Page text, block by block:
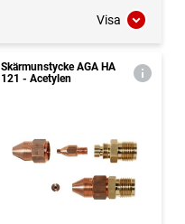
Visa
Skärmunstycke AGA HA
121 - Acetylen